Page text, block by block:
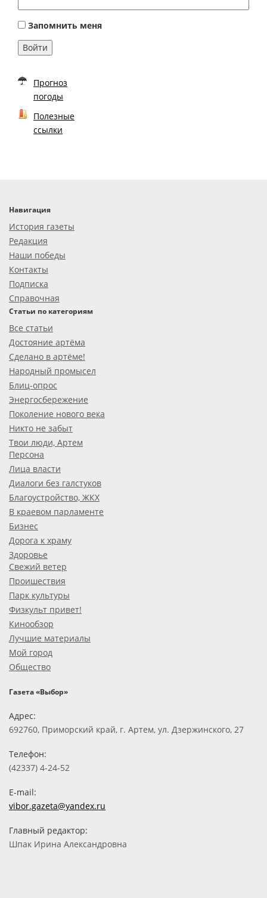
Запомнить меня
Войти
Прогноз
погоды
Полезные
ссылки
Навигация
История газеты
Редакция
Наши победы
Контакты
Подписка
Справочная
Статьи по категориям
Все статьи
Достояние артёма
Сделано в артёме!
Народный промысел
Блиц-опрос
Энергосбережение
Поколение нового века
Никто не забыт
Твои люди, Артем
Персона
Лица власти
Диалоги без галстуков
Благоустройство, ЖКХ
В краевом парламенте
Бизнес
Дорога к храму
Здоровье
Свежий ветер
Проишествия
Парк культуры
Физкульт привет!
Кинообзор
Лучшие материалы
Мой город
Общество
Газета «Выбор»
Адрес:
692760, Приморский край, г. Артем, ул. Дзержинского, 27
Телефон:
(42337) 4-24-52
E-mail:
vibor.gazeta@yandex.ru
Главный редактор:
Шпак Ирина Александровна